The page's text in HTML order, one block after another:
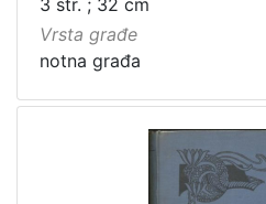
3 str. ; 32 cm
Vrsta građe
notna građa